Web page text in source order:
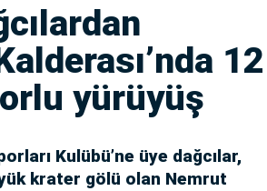
12
yürüyüş
Kulübü’ne üye dağcılar,
krater gölü olan Nemrut